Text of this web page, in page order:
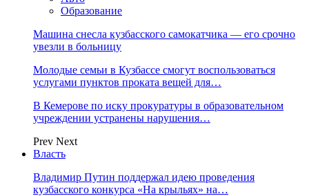
Образование
Машина снесла кузбасского самокатчика — его срочно
увезли в больницу
Молодые семьи в Кузбассе смогут воспользоваться
услугами пунктов проката вещей для…
В Кемерове по иску прокуратуры в образовательном
учреждении устранены нарушения…
Prev Next
Власть
Владимир Путин поддержал идею проведения
кузбасского конкурса «На крыльях» на…